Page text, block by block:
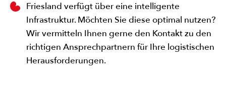
Friesland verfügt über eine intelligente
Infrastruktur. Möchten Sie diese optimal nutzen?
Wir vermitteln Ihnen gerne den Kontakt zu den
richtigen Ansprechpartnern für Ihre logistischen
Herausforderungen.